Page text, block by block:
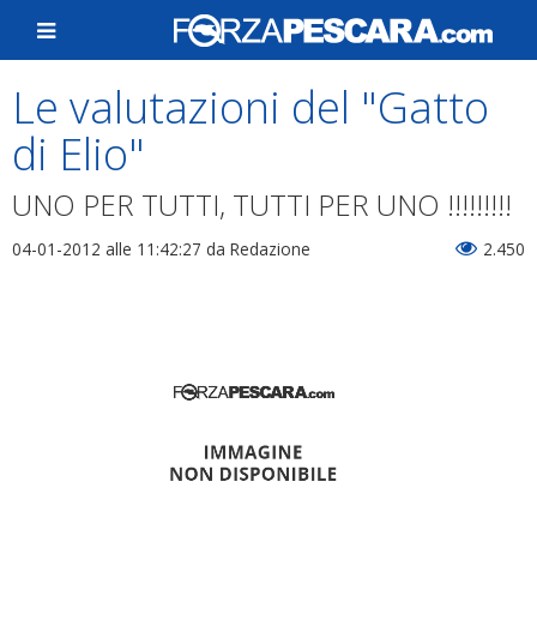
Le valutazioni del "Gatto
di Elio"
UNO PER TUTTI, TUTTI PER UNO !!!!!!!!!
04-01-2012 alle 11:42:27 da Redazione 2.450